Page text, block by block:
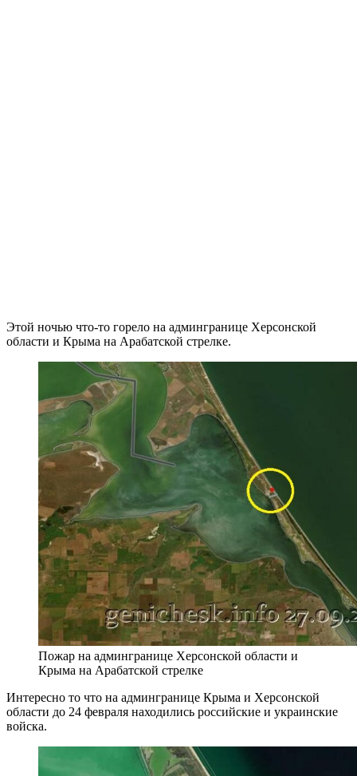
Этой ночью что-то горело на админгранице Херсонской
области и Крыма на Арабатской стрелке.
Пожар на админгранице Херсонской области и
Крыма на Арабатской стрелке
Интересно то что на админгранице Крыма и Херсонской
области до 24 февраля находились российские и украинские
войска.